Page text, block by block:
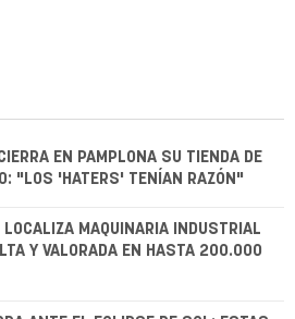
EN PAMPLONA SU TIENDA DE
"LOS 'HATERS' TENÍAN RAZÓN"
LOCALIZA MAQUINARIA INDUSTRIAL
Y VALORADA EN HASTA 200.000